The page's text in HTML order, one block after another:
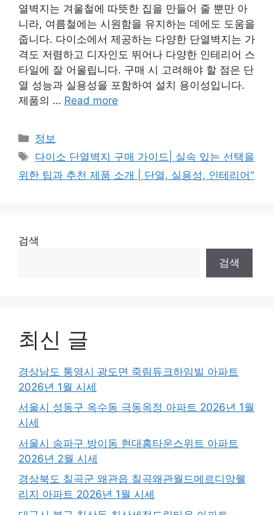
열벽지는 겨울철에 따뜻한 집을 만들어 줄 뿐만 아
니라, 여름철에는 시원함을 유지하는 데에도 도움을
줍니다. 다이소에서 제공하는 다양한 단열벽지는 가
격도 저렴하고 디자인도 뛰어나 다양한 인테리어 스
타일에 잘 어울립니다. 구매 시 고려해야 할 점은 단
열 성능과 실용성을 포함하여 설치 용이성입니다.
제품의 … Read more
Categories
정보
Tags
다이소 단열벽지 구매 가이드| 실속 있는 선택을
위한 팁과 추천 제품 소개 | 단열, 실용성, 인테리어"
검색
검색
최신 글
경상남도 통영시 광도면 죽림듀크하임빌 아파트
2026년 1월 시세
서울시 성동구 옥수동 극동옥정 아파트 2026년 1월
시세
서울시 송파구 방이동 현대홈타운스위트 아파트
2026년 2월 시세
경상북도 칠곡군 왜관읍 칠곡왜관월드메르디앙웰
리지 아파트 2026년 1월 시세